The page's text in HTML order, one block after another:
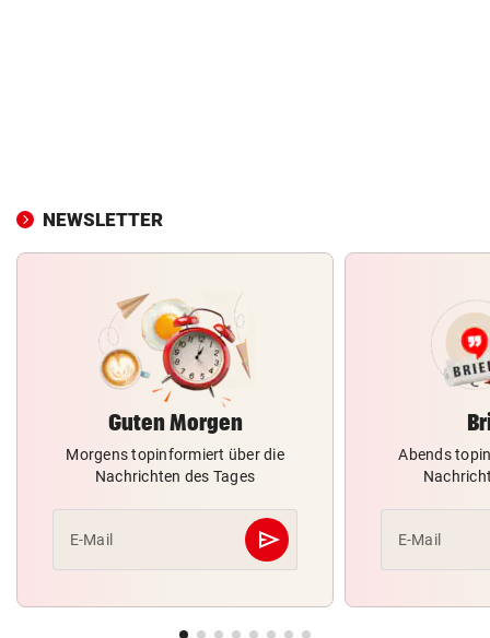
NEWSLETTER
Guten Morgen
Morgens topinformiert über die
Nachrichten des Tages
E-Mail send
Abschicken
Abends
E-Mail